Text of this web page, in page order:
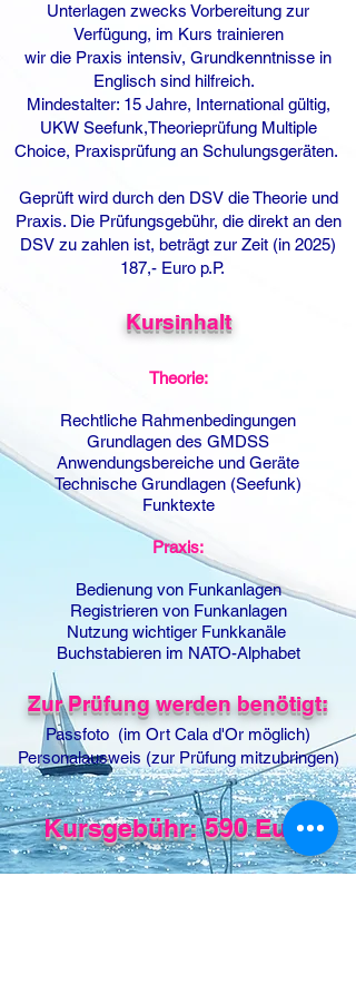
Unterlagen zwecks Vorbereitung zur
Verfügung, im Kurs trainieren
wir die Praxis intensiv, Grundkenntnisse in
Englisch sind hilfreich.
Mindestalter: 15 Jahre, International gültig,
UKW Seefunk,Theorieprüfung Multiple
Choice, Praxisprüfung an Schulungsgeräten.
Geprüft wird durch den DSV die Theorie und
Praxis. Die Prüfungsgebühr, die direkt an den
DSV zu zahlen ist, beträgt zur Zeit (in 2025)
187,- Euro p.P.
Kursinhalt
Theorie:
Rechtliche Rahmenbedingungen
Grundlagen des GMDSS
Anwendungsbereiche und Geräte
Technische Grundlagen (Seefunk)
Funktexte
Praxis:
Bedienung von Funkanlagen
Registrieren von Funkanlagen
Nutzung wichtiger Funkkanäle
Buchstabieren im NATO-Alphabet
ZurPrüfung werden benötigt:
Passfoto (im Ort Cala d'Or möglich)
Personalausweis (zur Prüfung mitzubringen)
Kursgebühr: 590Euro